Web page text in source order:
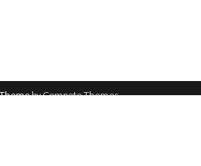
by Compete Themes.